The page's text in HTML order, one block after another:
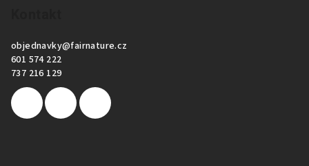
objednavky@fairnature.cz
601 574 222
737 216 129